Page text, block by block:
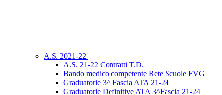
A.S. 2021-22
A.S. 21-22 Contratti T.D.
Bando medico competente Rete Scuole FVG
Graduatorie 3^ Fascia ATA 21-24
Graduatorie Definitive ATA 3^Fascia 21-24